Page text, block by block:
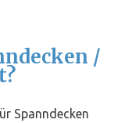
/
Spanndecken